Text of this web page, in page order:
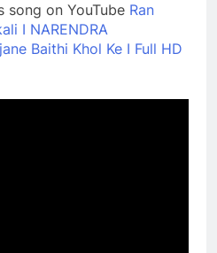
on YouTube Ran
I NARENDRA
Baithi Khol Ke I Full HD